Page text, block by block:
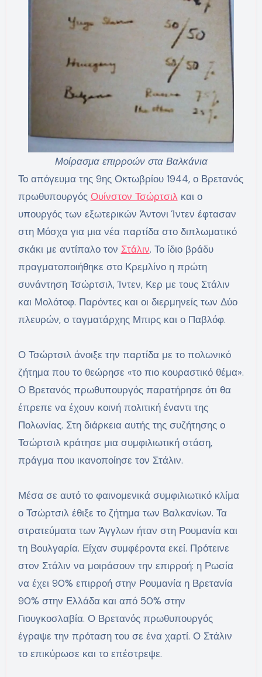
Μοίρασμα επιρροών στα Βαλκάνια
Το απόγευμα της 9ης Οκτωβρίου 1944, ο Βρετανός
πρωθυπουργός Ουίνστον Τσώρτσιλκαι ο
υπουργός των εξωτερικών Άντονι Ίντεν έφτασαν
στη Μόσχα για μια νέα παρτίδα στο διπλωματικό
σκάκι με αντίπαλο τον Στάλιν. Το ίδιο βράδυ
πραγματοποιήθηκε στο Κρεμλίνο η πρώτη
συνάντηση Τσώρτσιλ, Ίντεν, Κερ με τους Στάλιν
και Μολότοφ. Παρόντες και οι διερμηνείς των Δύο
πλευρών, ο ταγματάρχης Μπιρς και ο Παβλόφ.
Ο Τσώρτσιλ άνοιξε την παρτίδα με το πολωνικό
ζήτημα που το θεώρησε «το πιο κουραστικό θέμα».
Ο Βρετανός πρωθυπουργός παρατήρησε ότι θα
έπρεπε να έχουν κοινή πολιτική έναντι της
Πολωνίας. Στη διάρκεια αυτής της συζήτησης ο
Τσώρτσιλ κράτησε μια συμφιλιωτική στάση,
πράγμα που ικανοποίησε τον Στάλιν.
Μέσα σε αυτό το φαινομενικά συμφιλιωτικό κλίμα
ο Τσώρτσιλ έθιξε το ζήτημα των Βαλκανίων. Τα
στρατεύματα των Άγγλων ήταν στη Ρουμανία και
τη Βουλγαρία. Είχαν συμφέροντα εκεί. Πρότεινε
στον Στάλιν να μοιράσουν την επιρροή: η Ρωσία
να έχει 90% επιρροή στην Ρουμανία η Βρετανία
90% στην Ελλάδα και από 50% στην
Γιουγκοσλαβία. Ο Βρετανός πρωθυπουργός
έγραψε την πρόταση του σε ένα χαρτί. Ο Στάλιν
το επικύρωσε και το επέστρεψε.